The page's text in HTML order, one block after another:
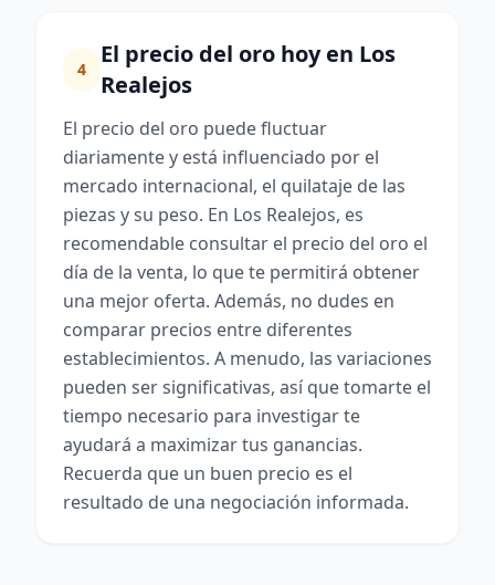
4
El precio del oro hoy en Los
Realejos
El precio del oro puede fluctuar
diariamente y está influenciado por el
mercado internacional, el quilataje de las
piezas y su peso. En Los Realejos, es
recomendable consultar el precio del oro el
día de la venta, lo que te permitirá obtener
una mejor oferta. Además, no dudes en
comparar precios entre diferentes
establecimientos. A menudo, las variaciones
pueden ser significativas, así que tomarte el
tiempo necesario para investigar te
ayudará a maximizar tus ganancias.
Recuerda que un buen precio es el
resultado de una negociación informada.